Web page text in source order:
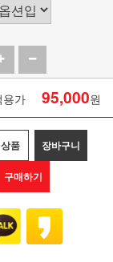
용가 95,000원
품 장바구니
구매하기